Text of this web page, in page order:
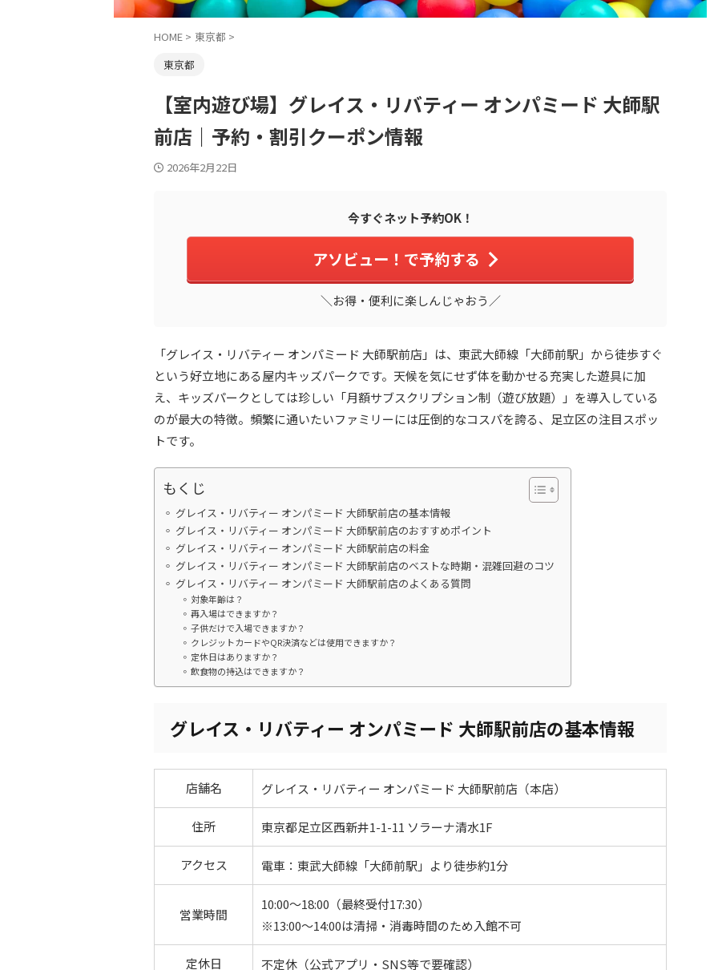
HOME > 東京都 >
東京都
【室内遊び場】グレイス・リバティー オンパミード 大師駅
前店｜予約・割引クーポン情報
2026年2月22日
今すぐネット予約OK！
アソビュー！で予約する
＼お得・便利に楽しんじゃおう／
「グレイス・リバティー オンパミード 大師駅前店」は、東武大師線「大師前駅」から徒歩すぐ
という好立地にある屋内キッズパークです。天候を気にせず体を動かせる充実した遊具に加
え、キッズパークとしては珍しい「月額サブスクリプション制（遊び放題）」を導入している
のが最大の特徴。頻繁に通いたいファミリーには圧倒的なコスパを誇る、足立区の注目スポッ
トです。
もくじ
グレイス・リバティー オンパミード 大師駅前店の基本情報
グレイス・リバティー オンパミード 大師駅前店のおすすめポイント
グレイス・リバティー オンパミード 大師駅前店の料金
グレイス・リバティー オンパミード 大師駅前店のベストな時期・混雑回避のコツ
グレイス・リバティー オンパミード 大師駅前店のよくある質問
対象年齢は？
再入場はできますか？
子供だけで入場できますか？
クレジットカードやQR決済などは使用できますか？
定休日はありますか？
飲食物の持込はできますか？
グレイス・リバティー オンパミード 大師駅前店の基本情報
店舗名 グレイス・リバティー オンパミード 大師駅前店（本店）
住所 東京都足立区西新井1-1-11 ソラーナ清水1F
アクセス 電車：東武大師線「大師前駅」より徒歩約1分
営業時間
10:00～18:00（最終受付17:30）
※13:00～14:00は清掃・消毒時間のため入館不可
定休日 不定休（公式アプリ・SNS等で要確認）